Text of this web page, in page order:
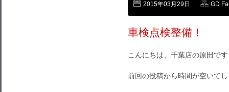
2015年03月29日 GD
車検点検整備！
こんにちは、千葉店の原田です
前回の投稿から時間が空いて